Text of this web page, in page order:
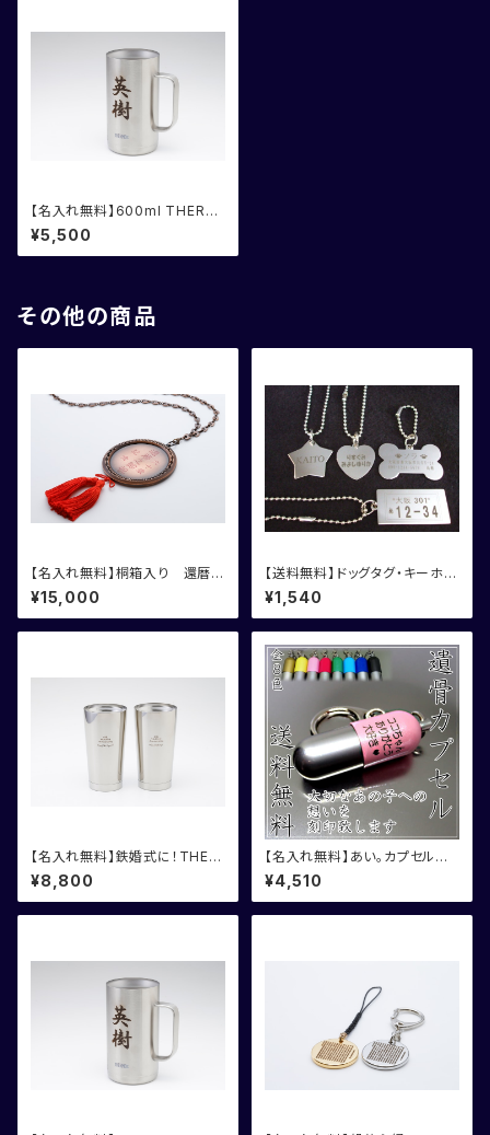
【名入れ無料】600ml THERM
OS サーモス ジョッキ
¥5,500
その他の商品
【名入れ無料】桐箱入り 還暦御
祝記念メダル
¥15,000
【送料無料】ドッグタグ・キーホル
ダー
¥1,540
【名入れ無料】鉄婚式に！THER
MOS サーモス タンブラー
2個組
¥8,800
【名入れ無料】あい。カプセル
遺骨カプセル 2個組 お得な
セット割引
¥4,510